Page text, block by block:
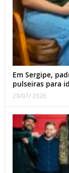
Em Sergipe,
pulseiras para
29/07/ 2026